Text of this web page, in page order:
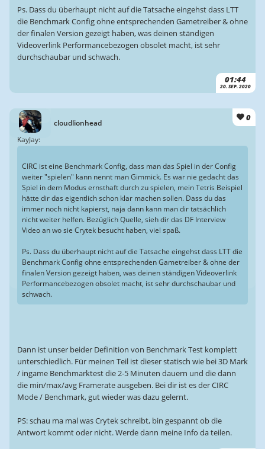
01:44
20. SEP. 2020
Ps. Dass du überhaupt nicht auf die Tatsache eingehst dass LTT
die Benchmark Config ohne entsprechenden Gametreiber & ohne
der finalen Version gezeigt haben, was deinen ständigen
Videoverlink Performancebezogen obsolet macht, ist sehr
durchschaubar und schwach.
cloudlionhead
0
KayJay:
CIRC ist eine Benchmark Config, dass man das Spiel in der Config
weiter "spielen" kann nennt man Gimmick. Es war nie gedacht das
Spiel in dem Modus ernsthaft durch zu spielen, mein Tetris Beispiel
hätte dir das eigentlich schon klar machen sollen. Dass du das
immer noch nicht kapierst, naja dann kann man dir tatsächlich
nicht weiter helfen. Bezüglich Quelle, sieh dir das DF Interview
Video an wo sie Crytek besucht haben, viel spaß.
Ps. Dass du überhaupt nicht auf die Tatsache eingehst dass LTT die
Benchmark Config ohne entsprechenden Gametreiber & ohne der
finalen Version gezeigt haben, was deinen ständigen Videoverlink
Performancebezogen obsolet macht, ist sehr durchschaubar und
schwach.
Dann ist unser beider Definition von Benchmark Test komplett
unterschiedlich. Für meinen Teil ist dieser statisch wie bei 3D Mark
/ ingame Benchmarktest die 2-5 Minuten dauern und die dann
die min/max/avg Framerate ausgeben. Bei dir ist es der CIRC
Mode / Benchmark, gut wieder was dazu gelernt.
PS: schau ma mal was Crytek schreibt, bin gespannt ob die
Antwort kommt oder nicht. Werde dann meine Info da teilen.